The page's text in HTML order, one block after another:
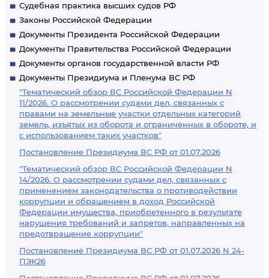
Судебная практика высших судов РФ
Законы Российской Федерации
Документы Президента Российской Федерации
Документы Правительства Российской Федерации
Документы органов государственной власти РФ
Документы Президиума и Пленума ВС РФ
"Тематический обзор ВС Российской Федерации N
11/2026. О рассмотрении судами дел, связанных с
правами на земельные участки отдельных категорий
земель, изъятых из оборота и ограниченных в обороте, и
с использованием таких участков"
Постановление Президиума ВС РФ от 01.07.2026
"Тематический обзор ВС Российской Федерации N
14/2026. О рассмотрении судами дел, связанных с
применением законодательства о противодействии
коррупции и обращением в доход Российской
Федерации имущества, приобретенного в результате
нарушения требований и запретов, направленных на
предотвращение коррупции"
Постановление Президиума ВС РФ от 01.07.2026 N 24-
ПЭК26